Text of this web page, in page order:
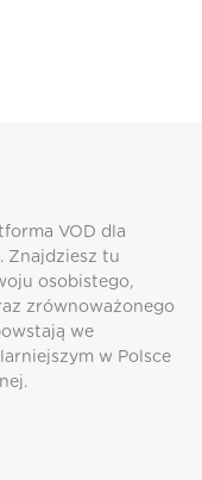
VOD dla
Znajdziesz tu
osobistego,
zrównoważonego
we
w Polsce